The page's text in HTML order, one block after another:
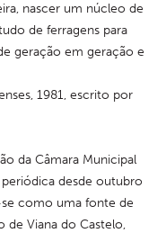
nascer um núcleo de
de ferragens para
geração em geração e
1981, escrito por
da Câmara Municipal
desde outubro
se como uma fonte de
Viana do Castelo,